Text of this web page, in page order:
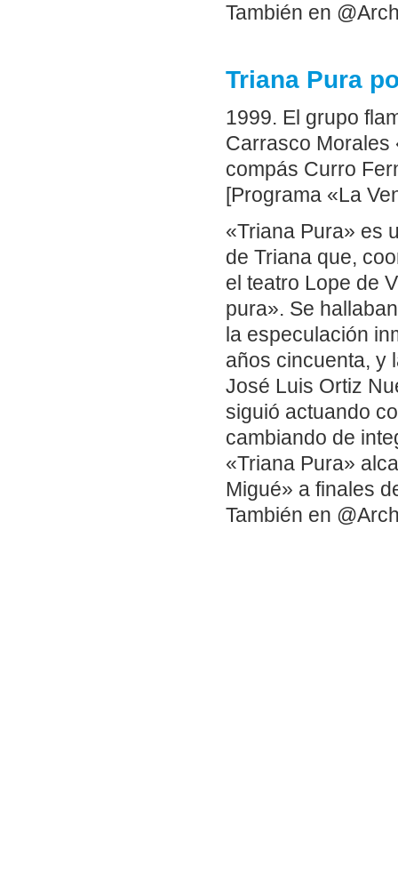
También en
Triana Pura
1999. El grupo
Carrasco Morales
compás Curro
[Programa «La
«Triana Pura» es
de Triana que,
el teatro Lope de
pura». Se
la especulación
años cincuenta, y
José Luis Ortiz
siguió actuando
cambiando de
«Triana Pura»
Migué» a finales
También en